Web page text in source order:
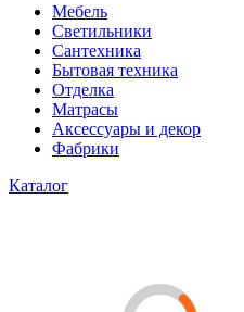
Мебель
Светильники
Сантехника
Бытовая техника
Отделка
Матрасы
Аксессуары и декор
Фабрики
Каталог